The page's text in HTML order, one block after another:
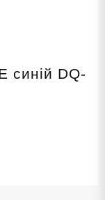
синій DQ-